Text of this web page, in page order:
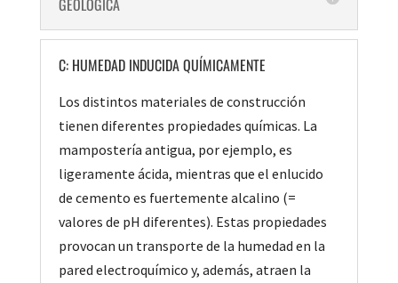
C: HUMEDAD INDUCIDA QUÍMICAMENTE
Los distintos materiales de construcción
tienen diferentes propiedades químicas. La
mampostería antigua, por ejemplo, es
ligeramente ácida, mientras que el enlucido
de cemento es fuertemente alcalino (=
valores de pH diferentes). Estas propiedades
provocan un transporte de la humedad en la
pared electroquímico y, además, atraen la